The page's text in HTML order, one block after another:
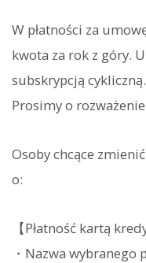
W płatności za
kwota za rok z góry.
subskrypcją cykliczną.
Prosimy o
Osoby chcące
o:
【Płatność kartą
・Nazwa wybranego